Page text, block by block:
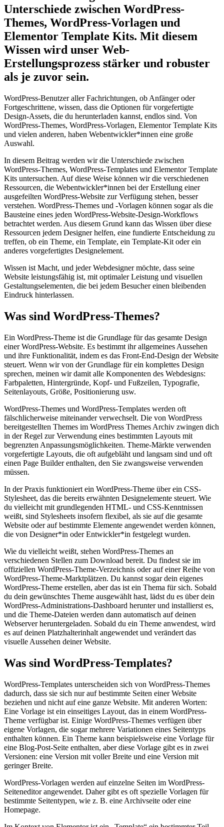
Unterschiede zwischen WordPress-
Themes, WordPress-Vorlagen und
Elementor Template Kits. Mit diesem
Wissen wird unser Web-
Erstellungsprozess stärker und robuster
als je zuvor sein.
WordPress-Benutzer aller Fachrichtungen, ob Anfänger oder
Fortgeschrittene, wissen, dass die Optionen für vorgefertigte
Design-Assets, die du herunterladen kannst, endlos sind. Von
WordPress-Themes, WordPress-Vorlagen, Elementor Template Kits
und vielen anderen, haben Webentwickler*innen eine große
Auswahl.
In diesem Beitrag werden wir die Unterschiede zwischen
WordPress-Themes, WordPress-Templates und Elementor Template
Kits untersuchen. Auf diese Weise können wir die verschiedenen
Ressourcen, die Webentwickler*innen bei der Erstellung einer
ausgefeilten WordPress-Website zur Verfügung stehen, besser
verstehen. WordPress-Themes und -Vorlagen können sogar als die
Bausteine eines jeden WordPress-Website-Design-Workflows
betrachtet werden. Aus diesem Grund kann das Wissen über diese
Ressourcen jedem Designer helfen, eine fundierte Entscheidung zu
treffen, ob ein Theme, ein Template, ein Template-Kit oder ein
anderes vorgefertigtes Designelement.
Wissen ist Macht, und jeder Webdesigner möchte, dass seine
Website leistungsfähig ist, mit optimaler Leistung und visuellen
Gestaltungselementen, die bei jedem Besucher einen bleibenden
Eindruck hinterlassen.
Was sind WordPress-Themes?
Ein WordPress-Theme ist die Grundlage für das gesamte Design
einer WordPress-Website. Es bestimmt ihr allgemeines Aussehen
und ihre Funktionalität, indem es das Front-End-Design der Website
steuert. Wenn wir von der Grundlage für ein komplettes Design
sprechen, meinen wir damit alle Komponenten des Webdesigns:
Farbpaletten, Hintergründe, Kopf- und Fußzeilen, Typografie,
Seitenlayouts, Größe, Positionierung usw.
WordPress-Themes und WordPress-Templates werden oft
fälschlicherweise miteinander verwechselt. Die von WordPress
bereitgestellten Themes im WordPress Themes Archiv zwingen dich
in der Regel zur Verwendung eines bestimmten Layouts mit
begrenzten Anpassungsmöglichkeiten. Theme-Märkte verwenden
vorgefertigte Layouts, die oft aufgebläht und langsam sind und oft
einen Page Builder enthalten, den Sie zwangsweise verwenden
müssen.
In der Praxis funktioniert ein WordPress-Theme über ein CSS-
Stylesheet, das die bereits erwähnten Designelemente steuert. Wie
du vielleicht mit grundlegenden HTML- und CSS-Kenntnissen
weißt, sind Stylesheets insofern flexibel, als sie auf die gesamte
Website oder auf bestimmte Elemente angewendet werden können,
die von Designer*in oder Entwickler*in festgelegt wurden.
Wie du vielleicht weißt, stehen WordPress-Themes an
verschiedenen Stellen zum Download bereit. Du findest sie im
offiziellen WordPress-Theme-Verzeichnis oder auf einer Reihe von
WordPress-Theme-Marktplätzen. Du kannst sogar dein eigenes
WordPress-Theme erstellen, aber das ist ein Thema für sich. Sobald
du dein gewünschtes Theme ausgewählt hast, lädst du es über dein
WordPress-Administrations-Dashboard herunter und installierst es,
und die Theme-Dateien werden dann automatisch auf deinen
Webserver heruntergeladen. Sobald du ein Theme anwendest, wird
es auf deinen Platzhalterinhalt angewendet und verändert das
visuelle Aussehen deiner Website.
Was sind WordPress-Templates?
WordPress-Templates unterscheiden sich von WordPress-Themes
dadurch, dass sie sich nur auf bestimmte Seiten einer Website
beziehen und nicht auf eine ganze Website. Mit anderen Worten:
Eine Vorlage ist ein einseitiges Layout, das in einem WordPress-
Theme verfügbar ist. Einige WordPress-Themes verfügen über
eigene Vorlagen, die sogar mehrere Variationen eines Seitentyps
enthalten können. Ein Theme kann beispielsweise eine Vorlage für
eine Blog-Post-Seite enthalten, aber diese Vorlage gibt es in zwei
Versionen: eine Version mit voller Breite und eine Version mit
geringer Breite.
WordPress-Vorlagen werden auf einzelne Seiten im WordPress-
Seiteneditor angewendet. Daher gibt es oft spezielle Vorlagen für
bestimmte Seitentypen, wie z. B. eine Archivseite oder eine
Homepage.